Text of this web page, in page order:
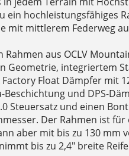
ein hochleistungsfähiges
mit mittlerem Federweg
aus OCLV
Geometrie, integriertem
Float Dämpfer mit
und DPS-
Steuersatz und einen
Der Rahmen ist für
aber mit bis zu 130 mm
bis zu 2,4" breite